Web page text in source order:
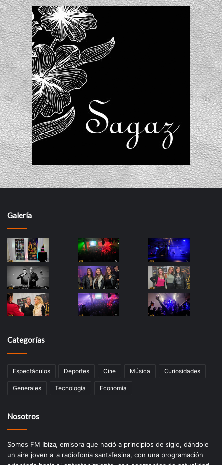
Galería
Categorías
Espectáculos Deportes Cine Música Curiosidades
Generales Tecnología Economía
Nosotros
Somos FM Ibiza, emisora que nació a principios de siglo, dándole
un aire joven a la radiofonía santafesina, con una programación